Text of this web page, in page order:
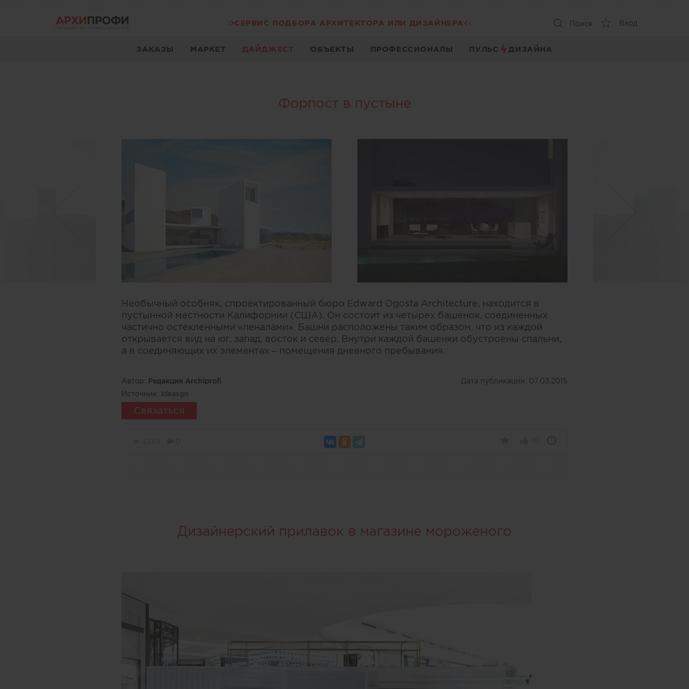
СЕРВИС ПОДБОРА АРХИТЕКТОРА ИЛИ ДИЗАЙНЕРА Поиск Вход
ЗАКАЗЫ МАРКЕТ ДАЙДЖЕСТ ОБЪЕКТЫ ПРОФЕССИОНАЛЫ ПУЛЬС ДИЗАЙНА
Форпост в пустыне
Необычный особняк, спроектированный бюро Edward Ogosta Architecture, находится в
пустынной местности Калифорнии (США). Он состоит из четырех башенок, соединенных
частично остекленными «пеналами». Башни расположены таким образом, что из каждой
открывается вид на юг, запад, восток и север. Внутри каждой башенки обустроены спальни,
а в соединяющих их элементах – помещения дневного пребывания.
Автор: Редакция Archiprofi Дата публикации: 07.03.2015
Источник: Ideasgn
Связаться
Дизайнерский прилавок в магазине мороженого